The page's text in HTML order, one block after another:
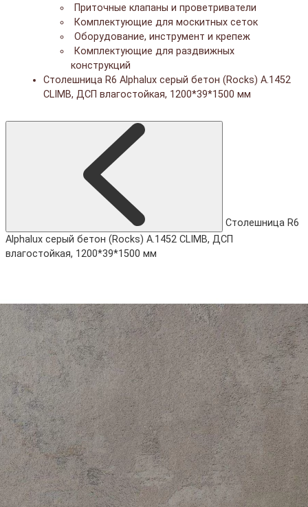
Приточные клапаны и проветриватели
Комплектующие для москитных сеток
Оборудование, инструмент и крепеж
Комплектующие для раздвижных
конструкций
Cтолешница R6 Alphalux серый бетон (Rocks) A.1452
CLIMB, ДСП влагостойкая, 1200*39*1500 мм
Cтолешница R6
Alphalux серый бетон (Rocks) A.1452 CLIMB, ДСП
влагостойкая, 1200*39*1500 мм